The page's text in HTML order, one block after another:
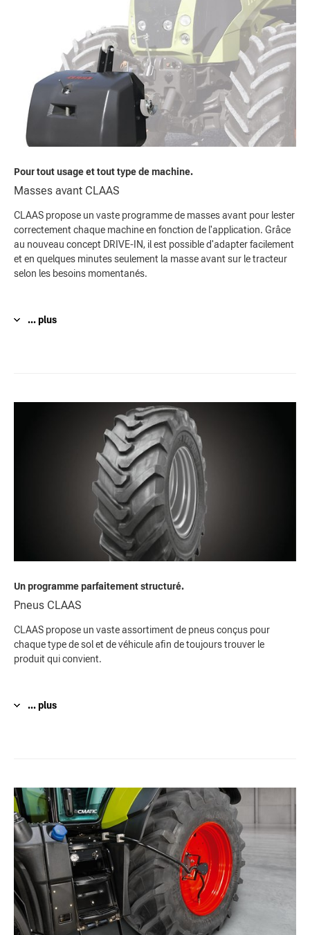
Pour tout usage et tout type de machine.
Masses avant CLAAS
CLAAS propose un vaste programme de masses avant pour lester
correctement chaque machine en fonction de l'application. Grâce
au nouveau concept DRIVE-IN, il est possible d'adapter facilement
et en quelques minutes seulement la masse avant sur le tracteur
selon les besoins momentanés.
... plus
Un programme parfaitement structuré.
Pneus CLAAS
CLAAS propose un vaste assortiment de pneus conçus pour
chaque type de sol et de véhicule afin de toujours trouver le
produit qui convient.
... plus